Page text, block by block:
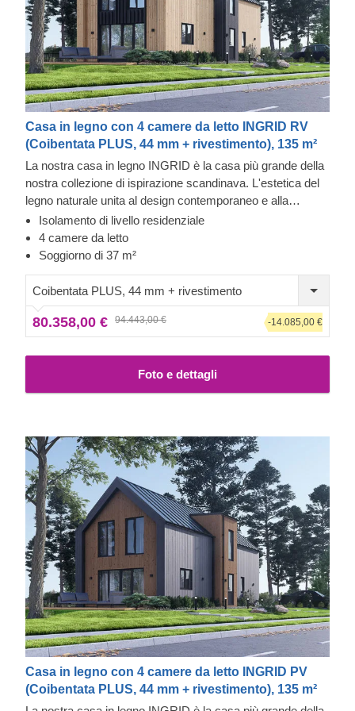
Casa in legno con 4 camere da letto INGRID RV
(Coibentata PLUS, 44 mm + rivestimento), 135 m²
La nostra casa in legno INGRID è la casa più grande della
nostra collezione di ispirazione scandinava. L'estetica del
legno naturale unita al design contemporaneo e alla
struttura minimalista creano un senso di perfezione difficile
da dimenticare. I moderni elementi decorativi in legno
portano lo splendido design a un livello nuovo e possono
contrasto.
Isolamento di livello residenziale
4 camere da letto
Soggiorno di 37 m²
Coibentata PLUS, 44 mm + rivestimento
80.358,00 € 94.443,00 € -14.085,00 €
Foto e dettagli
Casa in legno con 4 camere da letto INGRID PV
(Coibentata PLUS, 44 mm + rivestimento), 135 m²